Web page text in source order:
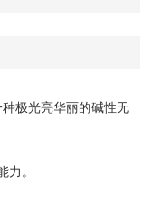
极光亮华丽的碱性无
力。